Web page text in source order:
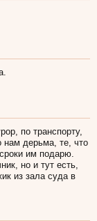
по транспорту,
дерьма, те, что
им подарю.
но и тут есть,
из зала суда в